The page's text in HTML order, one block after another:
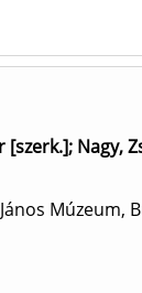
[szerk.]; Nagy,